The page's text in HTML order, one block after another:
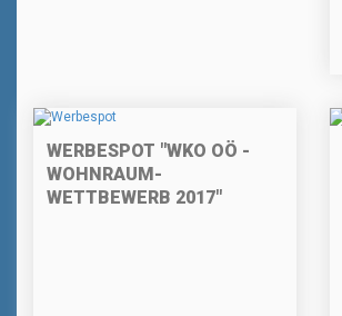
WERBESPOT "WKO OÖ -
WOHNRAUM-
WETTBEWERB 2017"